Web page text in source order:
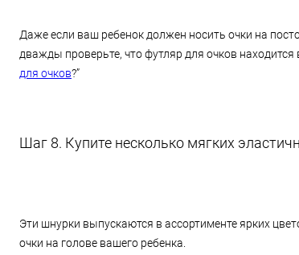
Даже если ваш ребенок должен носить очки на
дважды проверьте, что футляр для очков
для очков?”
Шаг 8. Купите несколько мягких
Эти шнурки выпускаются в ассортименте ярких
очки на голове вашего ребенка.